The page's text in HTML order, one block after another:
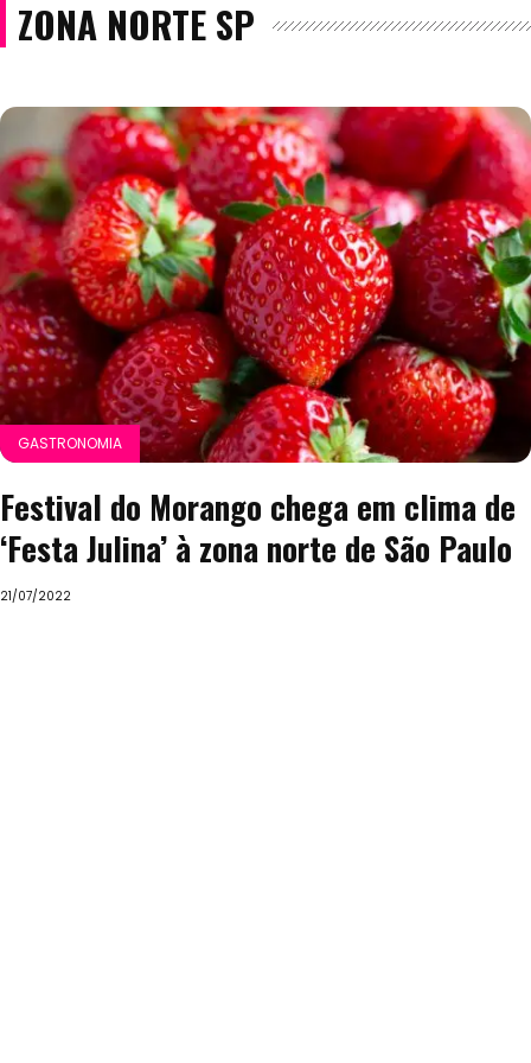
ZONA NORTE SP
GASTRONOMIA
Festival do Morango chega em clima de
‘Festa Julina’ à zona norte de São Paulo
21/07/2022